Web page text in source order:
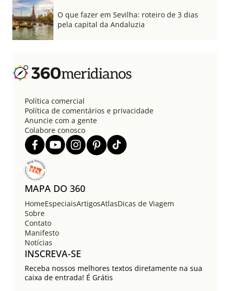
O que fazer em Sevilha: roteiro de 3 dias
pela capital da Andaluzia
Política comercial
Política de comentários e privacidade
Anuncie com a gente
Colabore conosco
MAPA DO 360
HomeEspeciaisArtigosAtlasDicas de Viagem
Sobre
Contato
Manifesto
Notícias
INSCREVA-SE
Receba nossos melhores textos diretamente na sua
caixa de entrada! É Grátis